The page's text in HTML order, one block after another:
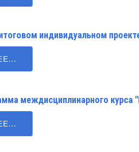
индивидуальном
междисциплинарного курса